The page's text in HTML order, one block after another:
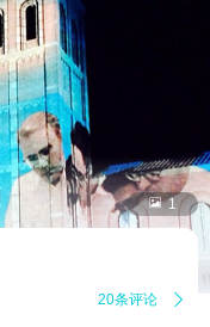
 1
20条评论 